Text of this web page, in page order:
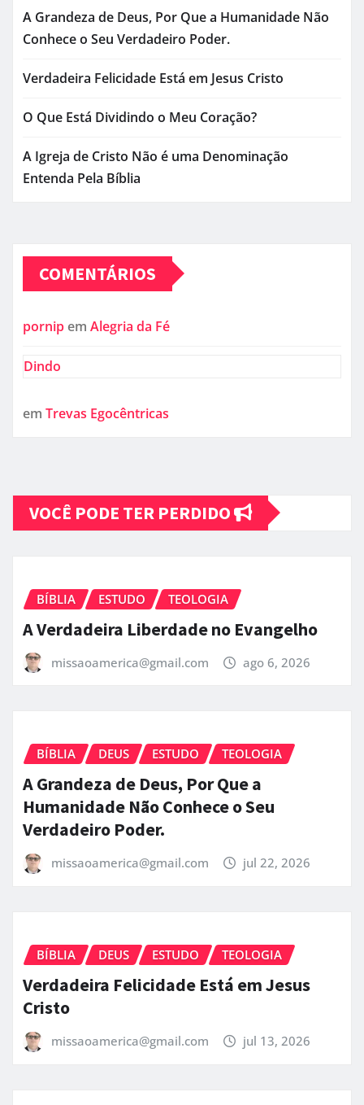
A Grandeza de Deus, Por Que a Humanidade Não
Conhece o Seu Verdadeiro Poder.
Verdadeira Felicidade Está em Jesus Cristo
O Que Está Dividindo o Meu Coração?
A Igreja de Cristo Não é uma Denominação
Entenda Pela Bíblia
COMENTÁRIOS
pornip em Alegria da Fé
Dindo
em Trevas Egocêntricas
VOCÊ PODE TER PERDIDO
BÍBLIA ESTUDO TEOLOGIA
A Verdadeira Liberdade no Evangelho
missaoamerica@gmail.com ago 6, 2026
BÍBLIA DEUS ESTUDO TEOLOGIA
A Grandeza de Deus, Por Que a
Humanidade Não Conhece o Seu
Verdadeiro Poder.
missaoamerica@gmail.com jul 22, 2026
BÍBLIA DEUS ESTUDO TEOLOGIA
Verdadeira Felicidade Está em Jesus
Cristo
missaoamerica@gmail.com jul 13, 2026